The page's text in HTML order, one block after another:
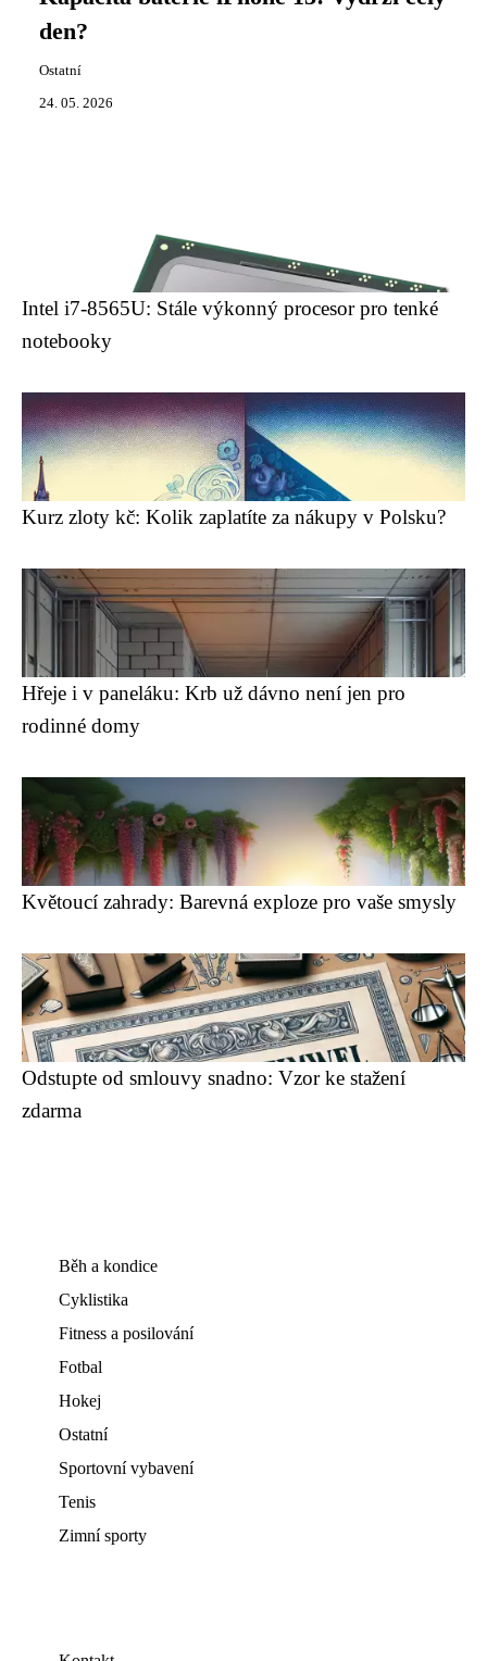
den?
Ostatní
24. 05. 2026
Intel i7-8565U: Stále výkonný procesor pro tenké
notebooky
Kurz zloty kč: Kolik zaplatíte za nákupy v Polsku?
Hřeje i v paneláku: Krb už dávno není jen pro
rodinné domy
Květoucí zahrady: Barevná exploze pro vaše smysly
Odstupte od smlouvy snadno: Vzor ke stažení
zdarma
Běh a kondice
Cyklistika
Fitness a posilování
Fotbal
Hokej
Ostatní
Sportovní vybavení
Tenis
Zimní sporty